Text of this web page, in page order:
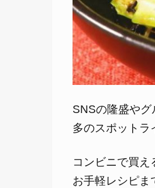
SNSの隆盛や
多のスポットラ
コンビニで買
お手軽レシピま